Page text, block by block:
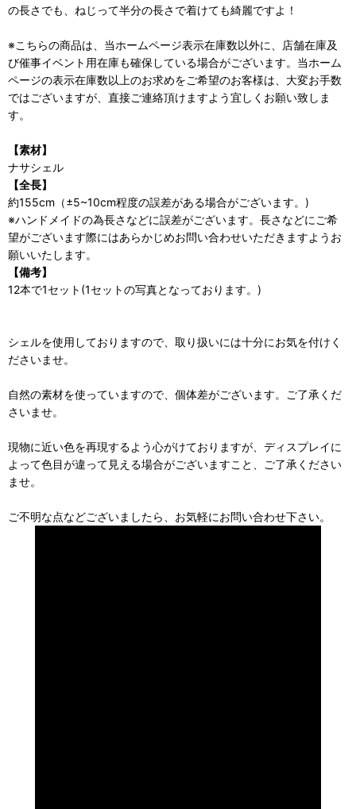
の長さでも、ねじって半分の長さで着けても綺麗ですよ！
※こちらの商品は、当ホームページ表示在庫数以外に、店舗在庫及
び催事イベント用在庫も確保している場合がございます。当ホーム
ページの表示在庫数以上のお求めをご希望のお客様は、大変お手数
ではございますが、直接ご連絡頂けますよう宜しくお願い致しま
す。
【素材】
ナサシェル
【全長】
約155cm（±5~10cm程度の誤差がある場合がございます。)
※ハンドメイドの為長さなどに誤差がございます。長さなどにご希
望がございます際にはあらかじめお問い合わせいただきますようお
願いいたします。
【備考】
12本で1セット(1セットの写真となっております。)
シェルを使用しておりますので、取り扱いには十分にお気を付けく
ださいませ。
自然の素材を使っていますので、個体差がございます。ご了承くだ
さいませ。
現物に近い色を再現するよう心がけておりますが、ディスプレイに
よって色目が違って見える場合がございますこと、ご了承ください
ませ。
ご不明な点などございましたら、お気軽にお問い合わせ下さい。